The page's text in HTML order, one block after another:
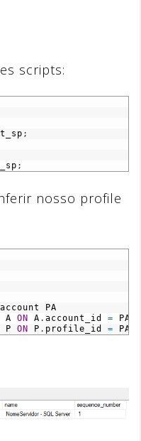
scripts:
;
;
nosso profile
PA
A ON A . account_id = PA
P ON P . profile_id = PA